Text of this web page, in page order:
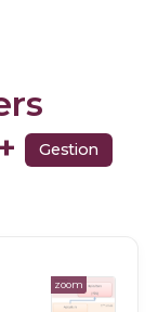
Gestion
zoom